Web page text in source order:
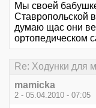
Мы своей
Ставропольской
думаю щас они
ортопедическом
Re: Ходунки для
mamicka
2 - 05.04.2010 - 07:05